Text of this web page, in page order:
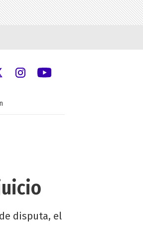
disputa, el